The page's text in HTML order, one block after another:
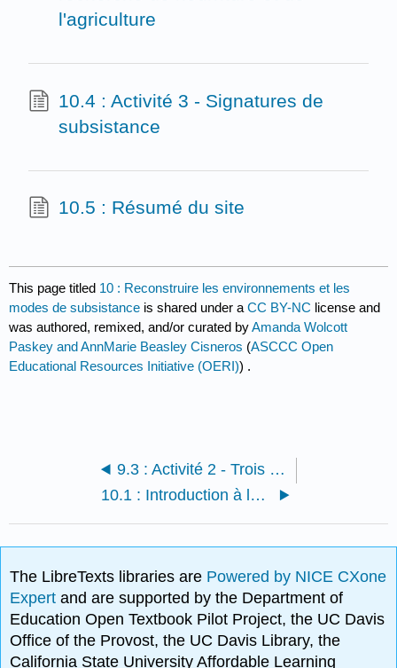
l'agriculture
10.4 : Activité 3 - Signatures de
subsistance
10.5 : Résumé du site
This page titled 10 : Reconstruire les environnements et les
modes de subsistance is shared under aCC BY-NC license and
was authored, remixed, and/or curated byAmanda Wolcott
Paskey and AnnMarie Beasley Cisneros (ASCCC Open
Educational Resources Initiative (OERI)) .
9.3 : Activité 2 - Trois classifications
10.1 : Introduction à la reconstruction des environnements et des modes de subsistance
The LibreTexts libraries are Powered by NICE CXone
Expertand are supported by the Department of
Education Open Textbook Pilot Project, the UC Davis
Office of the Provost, the UC Davis Library, the
California State University Affordable Learning